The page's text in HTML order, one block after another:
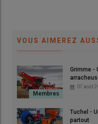
John Deere lance un
© John Deere
VOUS AIMEREZ
Grimme -
07 août
Tuchel -
partout